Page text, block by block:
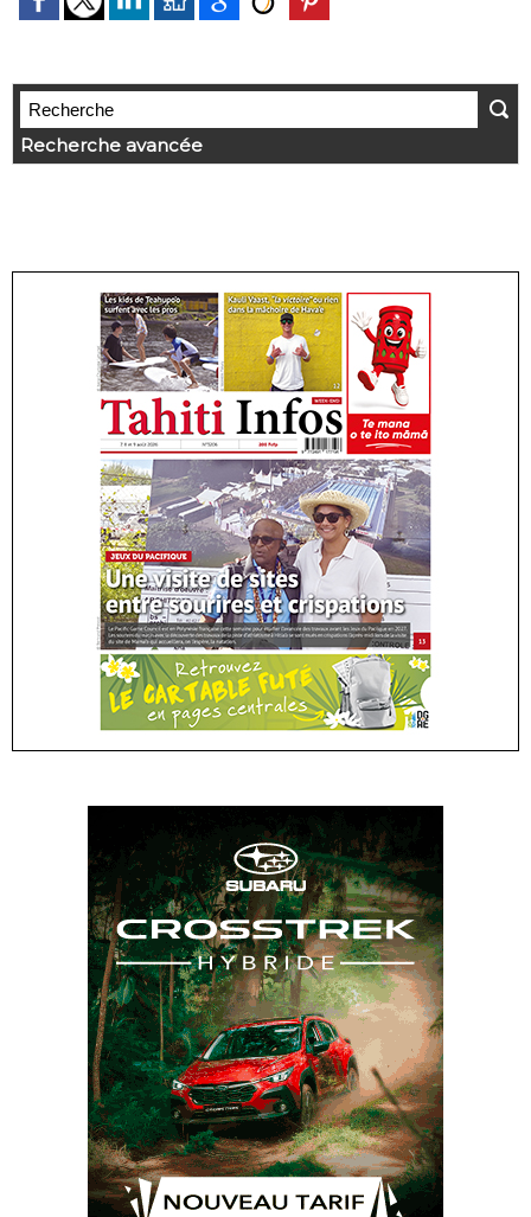
Recherche avancée